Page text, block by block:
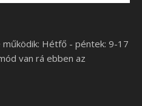
Hétfő - péntek: 9-17
van rá ebben az